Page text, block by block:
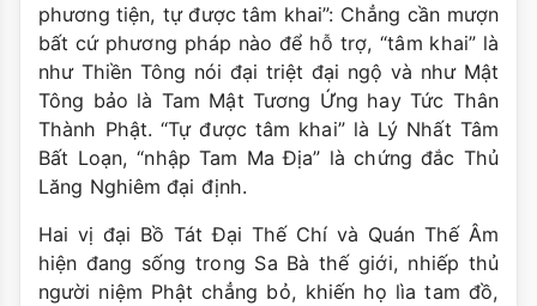
phương tiện, tự được tâm khai”: Chẳng cần mượn
bất cứ phương pháp nào để hỗ trợ, “tâm khai” là
như Thiền Tông nói đại triệt đại ngộ và như Mật
Tông bảo là Tam Mật Tương Ứng hay Tức Thân
Thành Phật. “Tự được tâm khai” là Lý Nhất Tâm
Bất Loạn, “nhập Tam Ma Địa” là chứng đắc Thủ
Lăng Nghiêm đại định.
Hai vị đại Bồ Tát Đại Thế Chí và Quán Thế Âm
hiện đang sống trong Sa Bà thế giới, nhiếp thủ
người niệm Phật chẳng bỏ, khiến họ lìa tam đồ,